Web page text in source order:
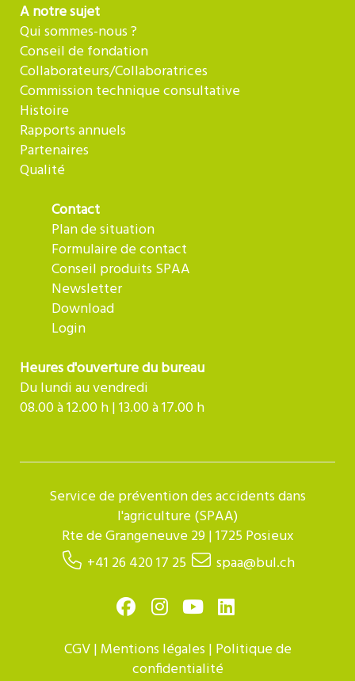
A notre sujet
Qui sommes-nous ?
Conseil de fondation
Collaborateurs/Collaboratrices
Commission technique consultative
Histoire
Rapports annuels
Partenaires
Qualité
Contact
Plan de situation
Formulaire de contact
Conseil produits SPAA
Newsletter
Download
Login
Heures d'ouverture du bureau
Du lundi au vendredi
08.00 à 12.00 h | 13.00 à 17.00 h
Service de prévention des accidents dans
l'agriculture (SPAA)
Rte de Grangeneuve 29 | 1725 Posieux
+41 26 420 17 25
spaa@bul.ch
CGV|Mentions légales | Politique de
confidentialité